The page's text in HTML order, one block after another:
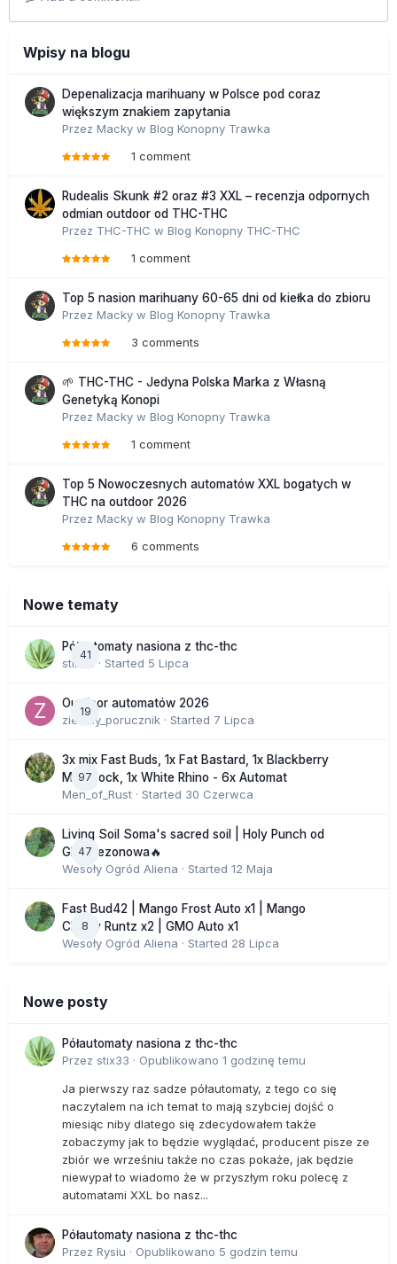
Wpisy na blogu
Depenalizacja marihuany w Polsce pod coraz
większym znakiem zapytania
Przez Macky w Blog Konopny Trawka
1 comment
Rudealis Skunk #2 oraz #3 XXL – recenzja odpornych
odmian outdoor od THC-THC
Przez THC-THC w Blog Konopny THC-THC
1 comment
Top 5 nasion marihuany 60-65 dni od kiełka do zbioru
Przez Macky w Blog Konopny Trawka
3 comments
🌱 THC-THC - Jedyna Polska Marka z Własną
Genetyką Konopi
Przez Macky w Blog Konopny Trawka
1 comment
Top 5 Nowoczesnych automatów XXL bogatych w
THC na outdoor 2026
Przez Macky w Blog Konopny Trawka
6 comments
Nowe tematy
41
Półautomaty nasiona z thc-thc
stix33 · Started 5 Lipca
19
Outdoor automatów 2026
zielony_porucznik · Started 7 Lipca
97
3x mix Fast Buds, 1x Fat Bastard, 1x Blackberry
Moonrock, 1x White Rhino - 6x Automat
Men_of_Rust · Started 30 Czerwca
47
Living Soil Soma's sacred soil | Holy Punch od
GHS sezonowa🔥
Wesoły Ogród Aliena · Started 12 Maja
8
Fast Bud42 | Mango Frost Auto x1 | Mango
Cherry Runtz x2 | GMO Auto x1
Wesoły Ogród Aliena · Started 28 Lipca
Nowe posty
Półautomaty nasiona z thc-thc
Przez stix33 · Opublikowano 1 godzinę temu
Ja pierwszy raz sadze półautomaty, z tego co się
naczytalem na ich temat to mają szybciej dojść o
miesiąc niby dlatego się zdecydowałem także
zobaczymy jak to będzie wyglądać, producent pisze ze
zbiór we wrześniu także no czas pokaże, jak będzie
niewypał to wiadomo że w przyszłym roku polecę z
automatami XXL bo nasz...
Półautomaty nasiona z thc-thc
Przez Rysiu · Opublikowano 5 godzin temu